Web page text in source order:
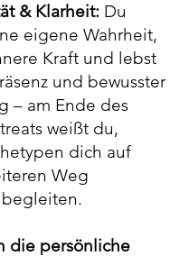
& Klarheit: Du
eigene Wahrheit,
Kraft und lebst
und bewusster
– am Ende des
weißt du,
dich auf
Weg
die persönliche